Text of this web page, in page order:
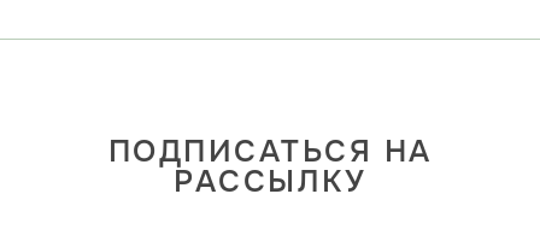
ПОДПИСАТЬСЯ НА
РАССЫЛКУ